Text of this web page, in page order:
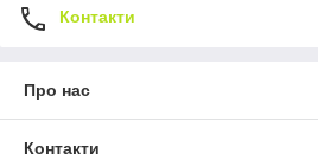
Контакти
Про нас
Контакти